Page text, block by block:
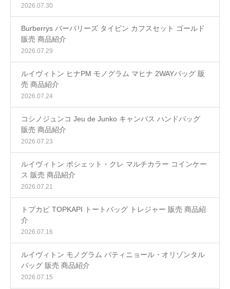
2026.07.30
Burberrys バーバリーズ タイピン カフスセット ゴールド
販売 商品紹介
2026.07.29
ルイヴィトン ヒナPM モノグラム マヒナ 2WAYバッグ 販
売 商品紹介
2026.07.24
コシノジュンコ Jeu de Junko キャンバス ハンドバッグ
販売 商品紹介
2026.07.23
ルイヴィトン ポシェット・クレ マルチカラー コインケー
ス 販売 商品紹介
2026.07.21
トプカピ TOPKAPI トートバッグ トレジャー 販売 商品紹
介
2026.07.16
ルイヴィトン モノグラム バティニョール・オリゾンタル
バッグ 販売 商品紹介
2026.07.15